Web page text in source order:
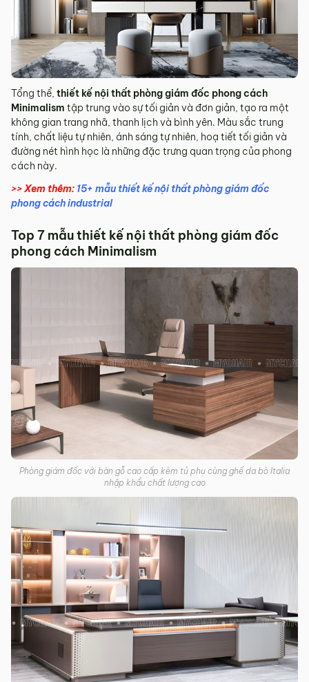
Tổng thể, thiết kế nội thất phòng giám đốc phong cách
Minimalism tập trung vào sự tối giản và đơn giản, tạo ra một
không gian trang nhã, thanh lịch và bình yên. Màu sắc trung
tính, chất liệu tự nhiên, ánh sáng tự nhiên, hoạ tiết tối giản và
đường nét hình học là những đặc trưng quan trọng của phong
cách này.
>> Xem thêm: 15+ mẫu thiết kế nội thất phòng giám đốc
phong cách industrial
Top 7 mẫu thiết kế nội thất phòng giám đốc
phong cách Minimalism
Phòng giám đốc với bàn gỗ cao cấp kèm tủ phụ cùng ghế da bò Italia
nhập khẩu chất lượng cao